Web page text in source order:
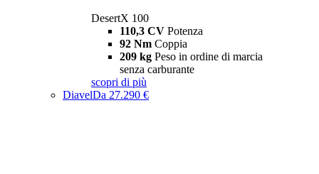
DesertX 100
110,3 CV Potenza
92 Nm Coppia
209 kg Peso in ordine di marcia
senza carburante
scopri di più
DiavelDa 27.290 €